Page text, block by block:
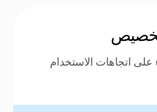
على اتجاهات الاستخدام